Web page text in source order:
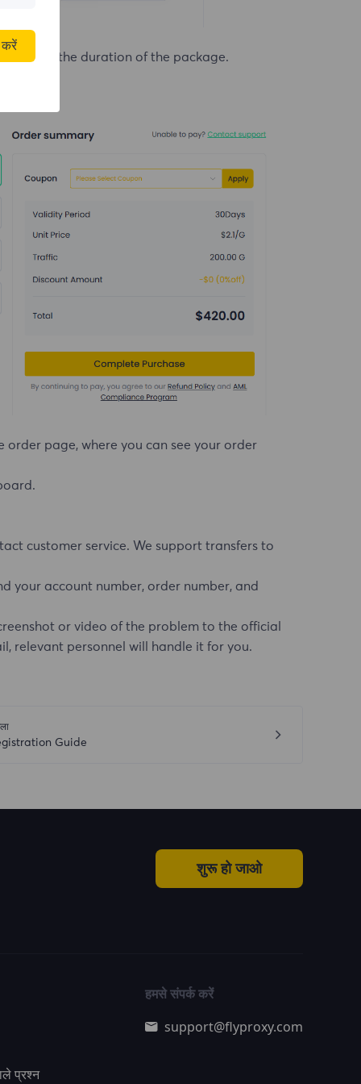
and the duration of the package.
page, where you can see your order
customer service. We support transfers to
your account number, order number, and
or video of the problem to the official
relevant personnel will handle it for you.
Guide
शुरू हो जाओ
प्रश्न
हमसे संपर्क करें
support@flyproxy.com
करें